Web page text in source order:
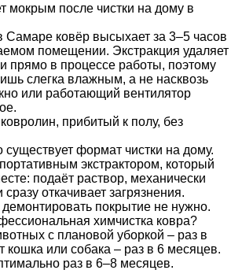
мокрым после чистки на дому в
Самаре ковёр высыхает за 3–5 часов
помещении. Экстракция удаляет
прямо в процессе работы, поэтому
слегка влажным, а не насквозь
или работающий вентилятор
прибитый к полу, без
существует формат чистки на дому.
экстрактором, который
подаёт раствор, механически
откачивает загрязнения.
покрытие не нужно.
химчистка ковра?
с плановой уборкой – раз в
кошка или собака – раз в 6 месяцев.
раз в 6–8 месяцев.